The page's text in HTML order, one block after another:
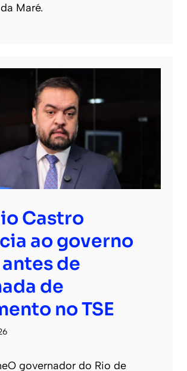
Maré.
Castro
ao governo
de
de
no TSE
governador do Rio de